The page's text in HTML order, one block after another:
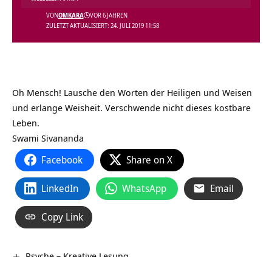
ZULETZT AKTUALISIERT: 24. JULI 2019 11:58
VONOMKARA VOR 6 JAHREN
Oh Mensch! Lausche den Worten der Heiligen und Weisen
und erlange Weisheit. Verschwende nicht dieses kostbare
Leben.
Swami Sivananda
Facebook Share on X
LinkedIn WhatsApp Email
Copy Link